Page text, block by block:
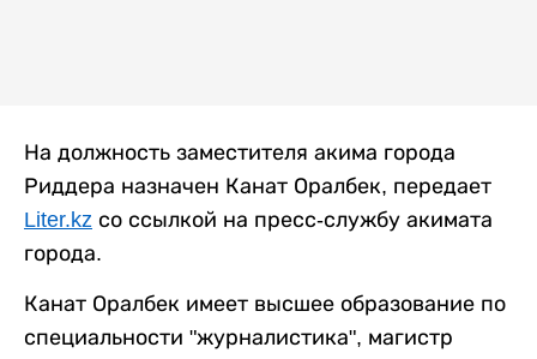
На должность заместителя акима города
Риддера назначен Канат Оралбек, передает
Liter.kz со ссылкой на пресс-службу акимата
города.
Канат Оралбек имеет высшее образование по
специальности "журналистика", магистр